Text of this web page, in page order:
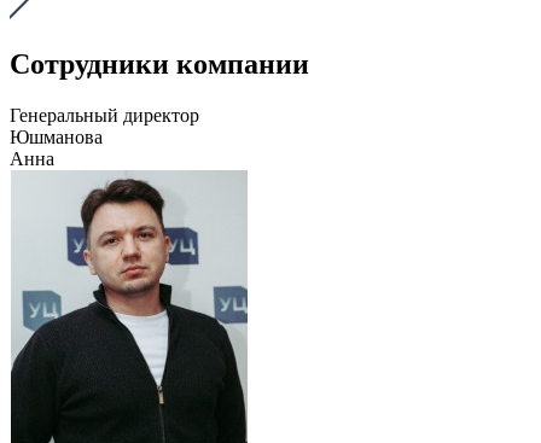
Сотрудники компании
Генеральный директор
Юшманова
Анна